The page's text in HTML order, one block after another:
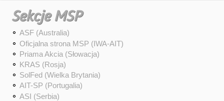
Sekcje MSP
ASF (Australia)
Oficjalna strona MSP (IWA-AIT)
Priama Akcia (Słowacja)
KRAS (Rosja)
SolFed (Wielka Brytania)
AIT-SP (Portugalia)
ASI (Serbia)